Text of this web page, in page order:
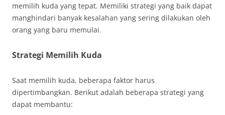
memilih kuda yang tepat. Memiliki strategi yang baik dapat
manghindari banyak kesalahan yang sering dilakukan oleh
orang yang baru memulai.
Strategi Memilih Kuda
Saat memilih kuda, beberapa faktor harus
dipertimbangkan. Berikut adalah beberapa strategi yang
dapat membantu: